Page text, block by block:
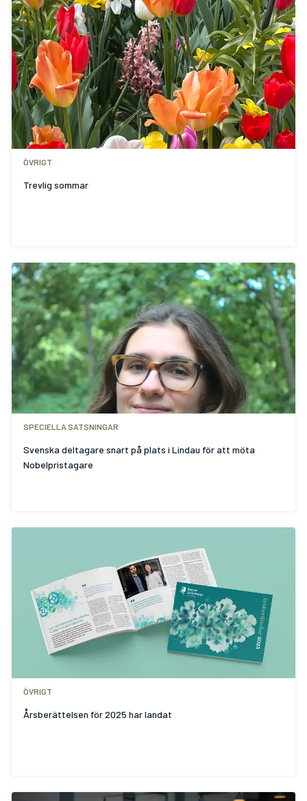
ÖVRIGT
Trevlig sommar
SPECIELLA SATSNINGAR
Svenska deltagare snart på plats i Lindau för att möta
Nobelpristagare
ÖVRIGT
Årsberättelsen för 2025 har landat